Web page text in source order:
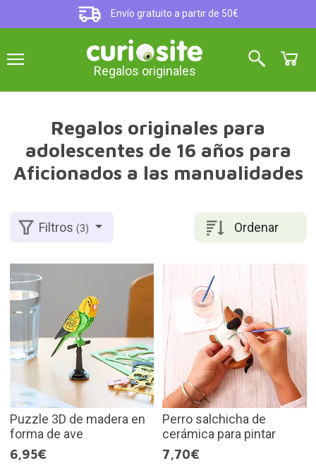
Envío gratuito a partir de 50€
Regalos originales
Regalos originales para
adolescentes de 16 años para
Aficionados a las manualidades
Ordenar
Filtros(3)
Puzzle 3D de madera en
forma de ave
6,95€
Perro salchicha de
cerámica para pintar
7,70€